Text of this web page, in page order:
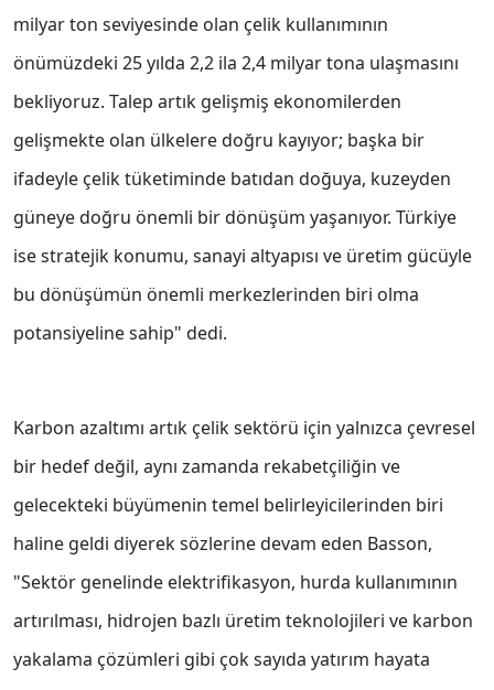
milyar ton seviyesinde olan çelik kullanımının
önümüzdeki 25 yılda 2,2 ila 2,4 milyar tona ulaşmasını
bekliyoruz. Talep artık gelişmiş ekonomilerden
gelişmekte olan ülkelere doğru kayıyor; başka bir
ifadeyle çelik tüketiminde batıdan doğuya, kuzeyden
güneye doğru önemli bir dönüşüm yaşanıyor. Türkiye
ise stratejik konumu, sanayi altyapısı ve üretim gücüyle
bu dönüşümün önemli merkezlerinden biri olma
potansiyeline sahip" dedi.
Karbon azaltımı artık çelik sektörü için yalnızca çevresel
bir hedef değil, aynı zamanda rekabetçiliğin ve
gelecekteki büyümenin temel belirleyicilerinden biri
haline geldi diyerek sözlerine devam eden Basson,
"Sektör genelinde elektrifikasyon, hurda kullanımının
artırılması, hidrojen bazlı üretim teknolojileri ve karbon
yakalama çözümleri gibi çok sayıda yatırım hayata